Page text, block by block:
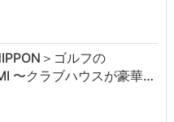
＞ゴルフの
〜クラブハウスが豪華…